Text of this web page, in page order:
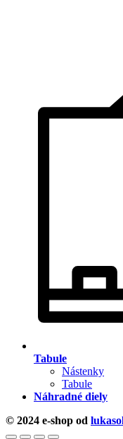
Tabule
Nástenky
Tabule
Náhradné diely
© 2024 e-shop od